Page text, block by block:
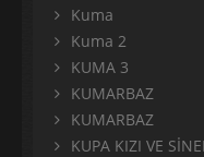
Kuma
Kuma 2
KUMA 3
KUMARBAZ
KUMARBAZ
KUPA KIZI VE